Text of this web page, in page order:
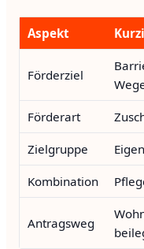
Aspekt
Förderziel
Förderart
Zielgruppe
Kombination
Antragsweg